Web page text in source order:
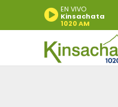
EN VIVO
Kinsachata
1020 AM